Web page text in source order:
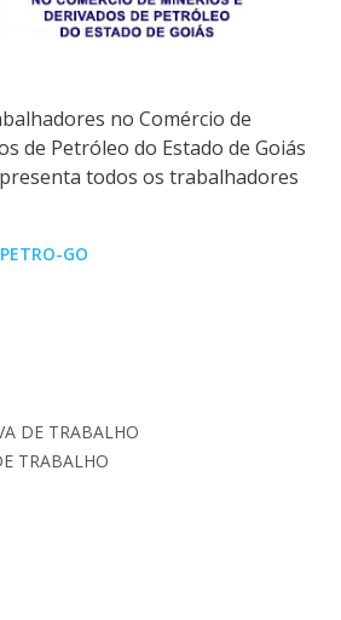
no Comércio de
de Petróleo do Estado de Goiás
todos os trabalhadores
GO
DE TRABALHO
TRABALHO